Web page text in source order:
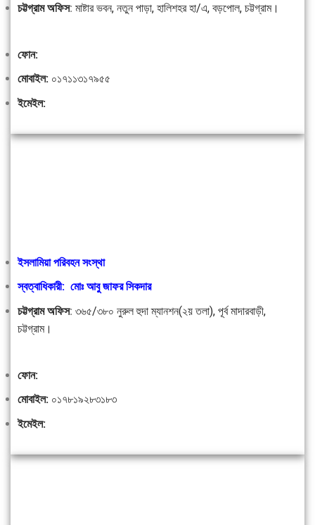
চট্টগ্রাম অফিস: মাষ্টার ভবন, নতুন পাড়া, হালিশহর হা/এ, বড়পোল, চট্টগ্রাম।
ফোন:
মোবাইল: ০১৭১১৩১৭৯৫৫
ইমেইল:
ইসলামিয়া পরিবহন সংস্থা
স্বত্বাধিকারী: মোঃ আবু জাফর সিকদার
চট্টগ্রাম অফিস: ৩৬৫/৩৮০ নুরুল হুদা ম্যানশন(২য় তলা), পূর্ব মাদারবাড়ী,
চট্টগ্রাম।
ফোন:
মোবাইল: ০১৭৮১৯২৮৩১৮৩
ইমেইল: